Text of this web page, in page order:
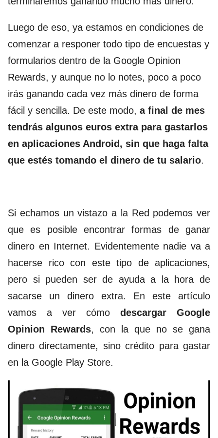
Luego de eso, ya estamos en condiciones de
comenzar a responer todo tipo de encuestas y
formularios dentro de la Google Opinion
Rewards, y aunque no lo notes, poco a poco
irás ganando cada vez más dinero de forma
fácil y sencilla. De este modo, a final de mes
tendrás algunos euros extra para gastarlos
en aplicaciones Android, sin que haga falta
que estés tomando el dinero de tu salario.
Si echamos un vistazo a la Red podemos ver
que es posible encontrarformas de ganar
dinero en Internet. Evidentemente nadie va a
hacerse rico con este tipo de aplicaciones,
pero si pueden ser de ayuda a la hora de
sacarse un dinero extra. En este artículo
vamos a ver cómo descargar Google
Opinion Rewards, con la que no se gana
dinero directamente, sino crédito para gastar
en la Google Play Store.